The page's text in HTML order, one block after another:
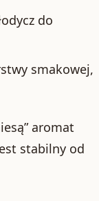
do
smakowej,
aromat
stabilny od